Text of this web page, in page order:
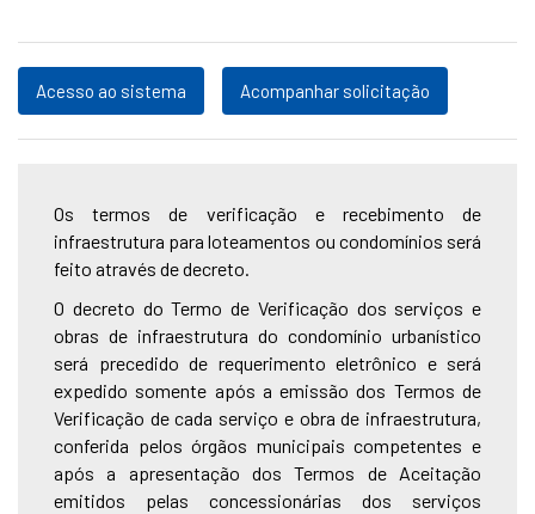
Acesso ao sistema Acompanhar solicitação
Os termos de verificação e recebimento de
infraestrutura para loteamentos ou condomínios será
feito através de decreto.
O decreto do Termo de Verificação dos serviços e
obras de infraestrutura do condomínio urbanístico
será precedido de requerimento eletrônico e será
expedido somente após a emissão dos Termos de
Verificação de cada serviço e obra de infraestrutura,
conferida pelos órgãos municipais competentes e
após a apresentação dos Termos de Aceitação
emitidos pelas concessionárias dos serviços